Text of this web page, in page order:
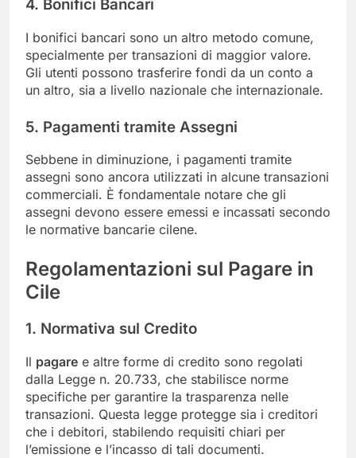
4. Bonifici Bancari
I bonifici bancari sono un altro metodo comune,
specialmente per transazioni di maggior valore.
Gli utenti possono trasferire fondi da un conto a
un altro, sia a livello nazionale che internazionale.
5. Pagamenti tramite Assegni
Sebbene in diminuzione, i pagamenti tramite
assegni sono ancora utilizzati in alcune transazioni
commerciali. È fondamentale notare che gli
assegni devono essere emessi e incassati secondo
le normative bancarie cilene.
Regolamentazioni sul Pagare in
Cile
1. Normativa sul Credito
Il pagare e altre forme di credito sono regolati
dalla Legge n. 20.733, che stabilisce norme
specifiche per garantire la trasparenza nelle
transazioni. Questa legge protegge sia i creditori
che i debitori, stabilendo requisiti chiari per
l’emissione e l’incasso di tali documenti.